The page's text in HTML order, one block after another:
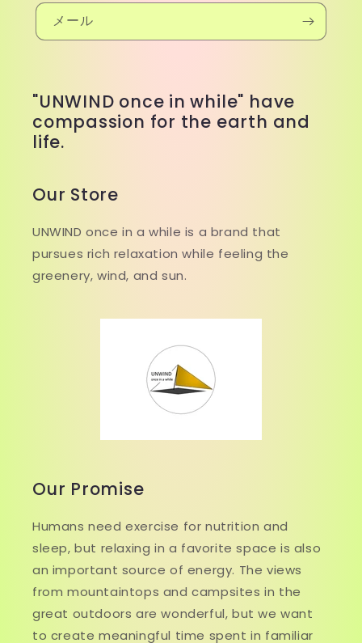
メール
"UNWIND once in while" have
compassion for the earth and
life.
Our Store
UNWIND once in a while is a brand that
pursues rich relaxation while feeling the
greenery, wind, and sun.
Our Promise
Humans need exercise for nutrition and
sleep, but relaxing in a favorite space is also
an important source of energy. The views
from mountaintops and campsites in the
great outdoors are wonderful, but we want
to create meaningful time spent in familiar